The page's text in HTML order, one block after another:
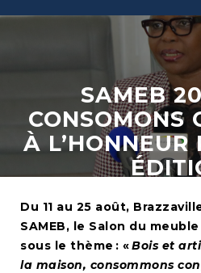
SAMEB
CONSOMONS
À L’HONNEUR
Du 11 au 25 août,
SAMEB, le Salon du
sous le thème : «Bois et
la maison, consommons